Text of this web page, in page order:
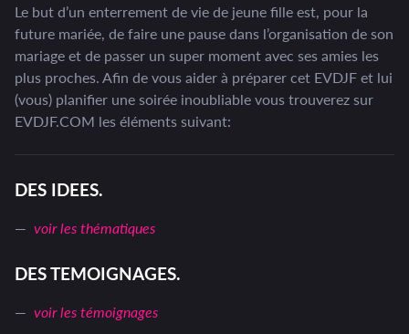
Le but d’un enterrement de vie de jeune fille est, pour la
future mariée, de faire une pause dans l’organisation de son
mariage et de passer un super moment avec ses amies les
plus proches. Afin de vous aider à préparer cet EVDJF et lui
(vous) planifier une soirée inoubliable vous trouverez sur
EVDJF.COM les éléments suivant:
DES IDEES.
voir les thématiques
DES TEMOIGNAGES.
voir les témoignages